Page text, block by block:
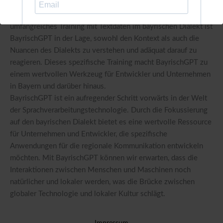
ich akzeptiere dieDatenschutzerklärung.
kostenlos anmelden
Die KI basiert auf der GPT Architektur, die für ihre Fähigkeit
bekannt ist, menschenähnliche Texte zu erzeugen. Durch
umfangreiches Training mit Textdaten im bayrischen Dialekt ist
BayrischGPT in der Lage, sowohl den Kontext als auch die
Nuancen des Dialekts zu verstehen und adäquat darauf zu
reagieren. Dieses spezifische Training macht BayrischGPT zu
einem wertvollen Werkzeug für Entwickler und Unternehmen
in Bayern und darüber hinaus.
BayrischGPT ist ein aufregender Schritt vorwärts in der Welt
der Sprachverarbeitungstechnologie. Durch die Fokussierung
auf den bayrischen Dialekt bietet es eine wertvolle Ressource
für Unternehmen und Entwickler, die spezifische
Anwendungen für die regionale Kommunikation entwickeln
möchten. Mit BayrischGPT können wir erwarten, dass die
Interaktionen zwischen Menschen und Maschinen noch
natürlicher und lokaler werden, was die Brücke zwischen
globaler Technologie und lokaler Kultur schlägt.